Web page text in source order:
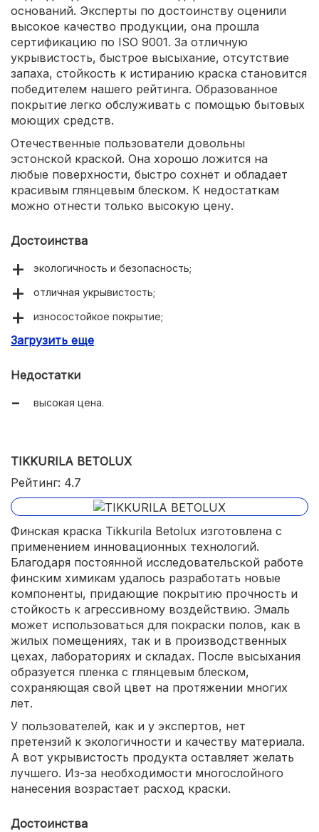
оснований. Эксперты по достоинству оценили
высокое качество продукции, она прошла
сертификацию по ISO 9001. За отличную
укрывистость, быстрое высыхание, отсутствие
запаха, стойкость к истиранию краска становится
победителем нашего рейтинга. Образованное
покрытие легко обслуживать с помощью бытовых
моющих средств.
Отечественные пользователи довольны
эстонской краской. Она хорошо ложится на
любые поверхности, быстро сохнет и обладает
красивым глянцевым блеском. К недостаткам
можно отнести только высокую цену.
Достоинства
экологичность и безопасность;
отличная укрывистость;
износостойкое покрытие;
быстрое высыхание.
Загрузить еще
Недостатки
высокая цена.
TIKKURILA BETOLUX
Рейтинг: 4.7
Финская краска Tikkurila Betolux изготовлена с
применением инновационных технологий.
Благодаря постоянной исследовательской работе
финским химикам удалось разработать новые
компоненты, придающие покрытию прочность и
стойкость к агрессивному воздействию. Эмаль
может использоваться для покраски полов, как в
жилых помещениях, так и в производственных
цехах, лабораториях и складах. После высыхания
образуется пленка с глянцевым блеском,
сохраняющая свой цвет на протяжении многих
лет.
У пользователей, как и у экспертов, нет
претензий к экологичности и качеству материала.
А вот укрывистость продукта оставляет желать
лучшего. Из-за необходимости многослойного
нанесения возрастает расход краски.
Достоинства